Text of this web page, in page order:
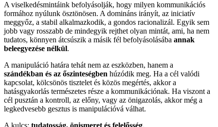
A viselkedésmintáink befolyásolják, hogy milyen kommunikációs
formához nyúlunk ösztönösen. A domináns irányít, az iniciatív
meggyőz, a stabil alkalmazkodik, a gondos racionalizál. Egyik sem
jobb vagy rosszabb de mindegyik rejthet olyan mintát, ami, ha nem
tudatos, könnyen átcsúszik a másik fél befolyásolásába annak
beleegyezése nélkül.
A manipuláció határa tehát nem az eszközben, hanem a
szándékban és az őszinteségben húzódik meg. Ha a cél valódi
kapcsolat, kölcsönös tisztelet és közös megértés, akkor a
hatásgyakorlás természetes része a kommunikációnak. Ha viszont a
cél pusztán a kontroll, az előny, vagy az önigazolás, akkor még a
legkedvesebb gesztus is manipulációvá válhat.
A kulcs: tudatosság, önismeret és felelősség.